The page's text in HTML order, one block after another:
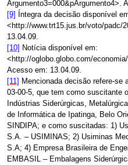
Argumento3=000&pArgumento4>.
[9]
Íntegra da decisão disponível
< http://www.trt15.jus.br/voto/padc/
13.04.09.
[10] Notícia disponível em:
< http://oglobo.globo.com/
Acesso em: 13.04.09.
[11] Mencionada decisão refere-se
03-00-5, que tem como suscitante
Indústrias Siderúrgicas,
de Informática de Ipatinga, Belo
SINDIPA; e como suscitadas: 1)
S.A. – USIMINAS; 2) Usiminas
S.A; 4) Empresa Brasileira de
EMBASIL – Embalagens